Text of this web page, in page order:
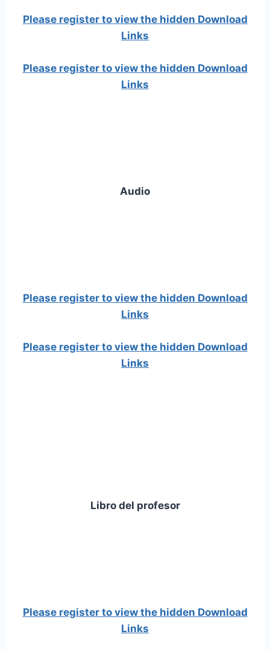
Please register to view the hidden Download
Links
Please register to view the hidden Download
Links
Audio
Please register to view the hidden Download
Links
Please register to view the hidden Download
Links
Libro del profesor
Please register to view the hidden Download
Links